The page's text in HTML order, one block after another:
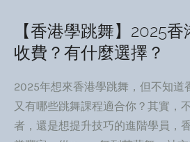
【香港學跳舞】2025
收費？有什麼選擇？
2025年想來香港學跳舞，但不知道
又有哪些跳舞課程適合你？其實，
者，還是想提升技巧的進階學員，